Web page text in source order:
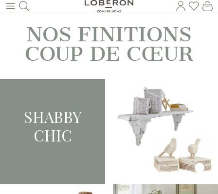
Revenir au contenu principal
Vous
NOS FINITIONS
COUP DE CŒUR
SHABBY
CHIC